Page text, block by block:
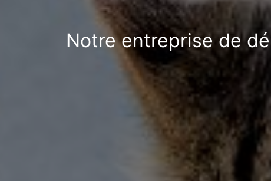
Notre entreprise de